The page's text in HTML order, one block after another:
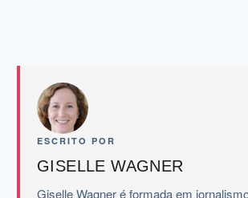
ESCRITO POR
GISELLE WAGNER
Giselle Wagner é formada em